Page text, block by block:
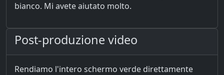
bianco. Mi avete aiutato molto.
Post-produzione video
Rendiamo l'intero schermo verde direttamente